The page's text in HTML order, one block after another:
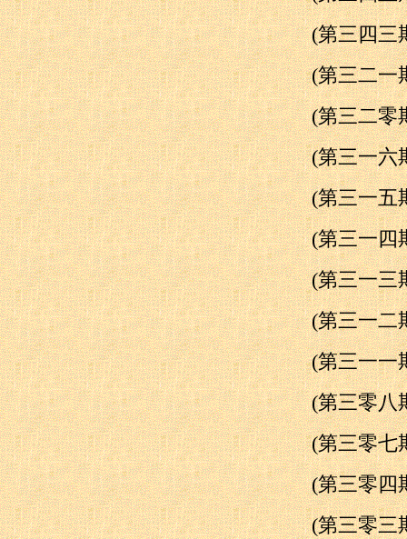
(第三四
(第三二
(第三二
(第三一
(第三一
(第三一
(第三一
(第三一
(第三一
(第三零
(第三零
(第三零
(第三零